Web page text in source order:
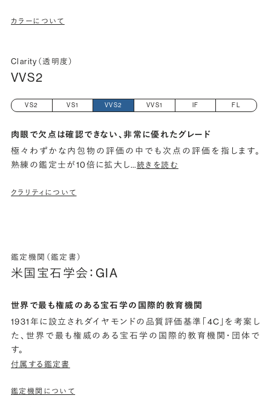
カラーについて
Clarity（透明度）
VVS2
VS2 VS1 VVS2 VVS1 IF FL
肉眼で欠点は確認できない、非常に優れたグレード
極々わずかな内包物の評価の中でも次点の評価を指します。
熟練の鑑定士が10倍に拡大し…続きを読む
クラリティについて
鑑定機関（鑑定書）
米国宝石学会：GIA
世界で最も権威のある宝石学の国際的教育機関
1931年に設立されダイヤモンドの品質評価基準「4C」を考案し
た、世界で最も権威のある宝石学の国際的教育機関・団体で
す。
付属する鑑定書
鑑定機関について